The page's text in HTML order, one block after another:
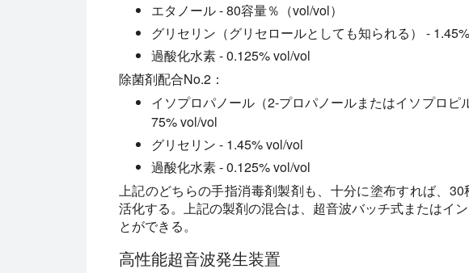
エタノール - 80容量％（vol/vol）
グリセリン（グリセロールとしても知られる） -
過酸化水素 - 0.125% vol/vol
除菌剤配合No.2：
イソプロパノール（2-プロパノールまたはイソプロピ
75% vol/vol
グリセリン - 1.45% vol/vol
過酸化水素 - 0.125% vol/vol
上記のどちらの手指消毒剤製剤も、十分に塗布すれば、
活化する。上記の製剤の混合は、超音波バッチ式またはイ
とができる。
高性能超音波発生装置